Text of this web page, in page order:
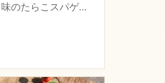
♡ 醤油麹が隠し味のたらこスパゲッティ ♡ 【 #発酵専門店直伝 #醤油麹 】